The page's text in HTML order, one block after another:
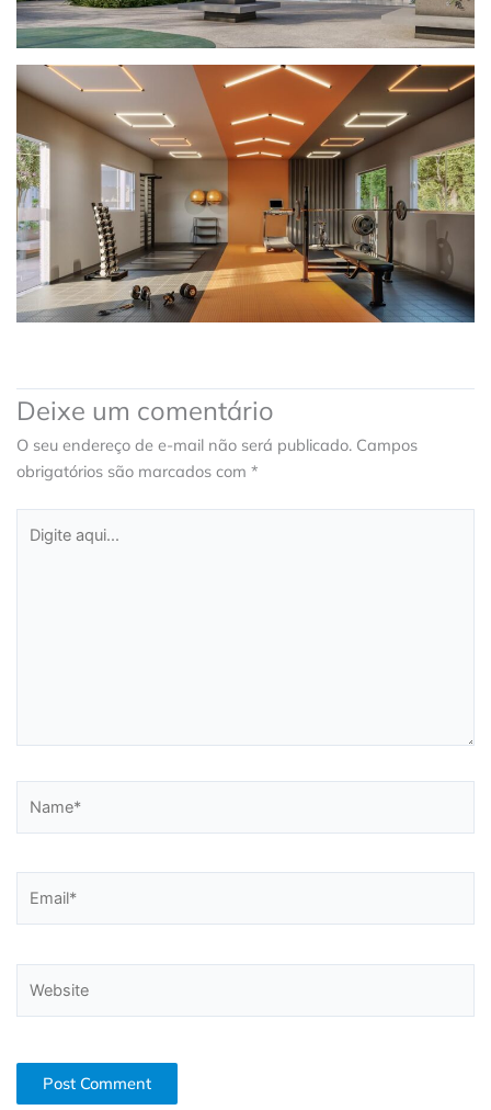
Deixe um comentário
O seu endereço de e-mail não será publicado. Campos
obrigatórios são marcados com *
aqui...